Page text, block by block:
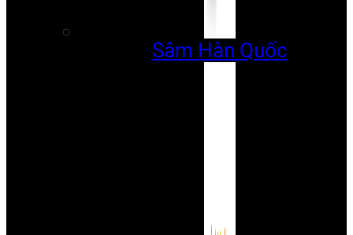
Sâm Hàn Quốc